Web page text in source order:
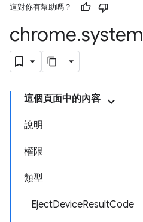
這對你有幫助嗎？
chrome.system
這個頁面中的內容
說明
權限
類型
EjectDeviceResultCode